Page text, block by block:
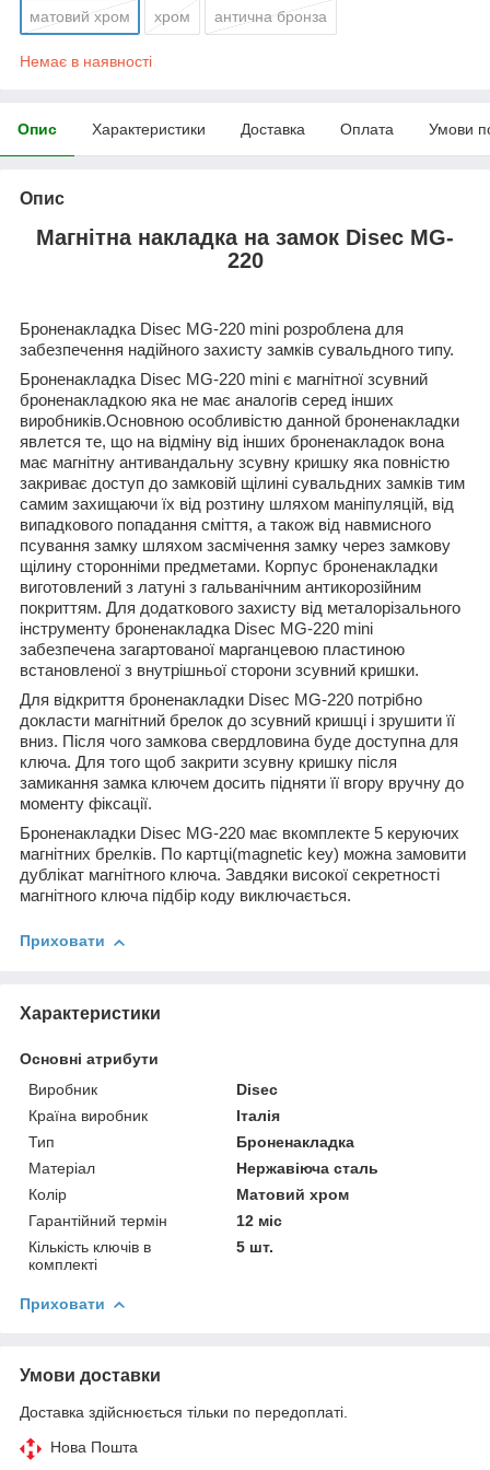
матовий хром хром антична бронза
Немає в наявності
Опис Характеристики Доставка Оплата Умови
Опис
Магнітна накладка на замок Disec MG-
220
Броненакладка Disec MG-220 mini розроблена для
забезпечення надійного захисту замків сувальдного типу.
Броненакладка Disec MG-220 mini є магнітної зсувний
броненакладкою яка не має аналогів серед інших
виробників.Основною особливістю данной броненакладки
явлется те, що на відміну від інших броненакладок вона
має магнітну антивандальну зсувну кришку яка повністю
закриває доступ до замковій щілині сувальдних замків тим
самим захищаючи їх від розтину шляхом маніпуляцій, від
випадкового попадання сміття, а також від навмисного
псування замку шляхом засмічення замку через замкову
щілину сторонніми предметами. Корпус броненакладки
виготовлений з латуні з гальванічним антикорозійним
покриттям. Для додаткового захисту від металорізального
інструменту броненакладка Disec MG-220 mini
забезпечена загартованої марганцевою пластиною
встановленої з внутрішньої сторони зсувний кришки.
Для відкриття броненакладки Disec MG-220 потрібно
докласти магнітний брелок до зсувний кришці і зрушити її
вниз. Після чого замкова свердловина буде доступна для
ключа. Для того щоб закрити зсувну кришку після
замикання замка ключем досить підняти її вгору вручну до
моменту фіксації.
Броненакладки Disec MG-220 має вкомплекте 5 керуючих
магнітних брелків. По картці(magnetic key) можна замовити
дублікат магнітного ключа. Завдяки високої секретності
магнітного ключа підбір коду виключається.
Приховати
Характеристики
Основні атрибути
Виробник
Disec
Країна виробник
Італія
Тип
Броненакладка
Матеріал
Нержавіюча сталь
Колір
Матовий хром
Гарантійний термін
12 міс
Кількість ключів в
комплекті
5 шт.
Приховати
Умови доставки
Доставка здійснюється тільки по передоплаті.
Нова Пошта